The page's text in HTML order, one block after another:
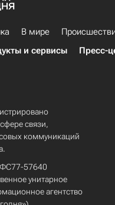
В мире
и сервисы Пресс-
связи,
коммуникаций
ФС77-57640
унитарное
агентство